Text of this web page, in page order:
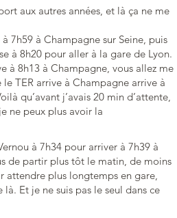
aux autres années, et là ça ne me
7h59 à Champagne sur Seine, puis
à 8h20 pour aller à la gare de Lyon.
à 8h13 à Champagne, vous allez me
TER arrive à Champagne arrive à
qu’avant j’avais 20 min d’attente,
ne peux plus avoir la
à 7h34 pour arriver à 7h39 à
de partir plus tôt le matin, de moins
attendre plus longtemps en gare,
Et je ne suis pas le seul dans ce